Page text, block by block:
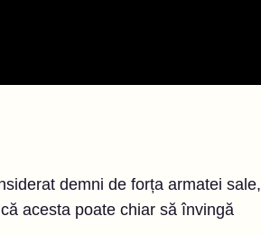
demni de forța armatei sale,
acesta poate chiar să învingă